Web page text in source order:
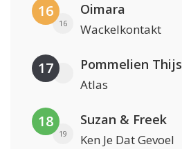
16
16
Oimara
Wackelkontakt
17 Pommelien Thijs
Atlas
18
19
Suzan & Freek
Ken Je Dat Gevoel